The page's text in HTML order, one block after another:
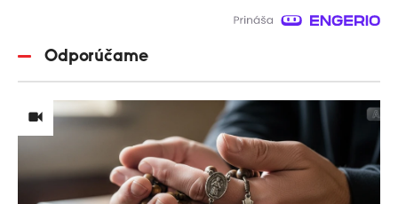
Odporúčame